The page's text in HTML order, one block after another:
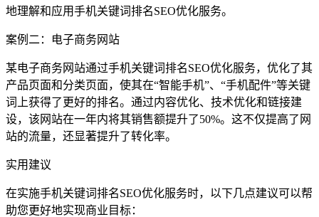
地理解和应用手机关键词排名SEO优化服务。
案例二：电子商务网站
某电子商务网站通过手机关键词排名SEO优化服务，优化了其
产品页面和分类页面，使其在“智能手机”、“手机配件”等关键
词上获得了更好的排名。通过内容优化、技术优化和链接建
设，该网站在一年内将其销售额提升了50%。这不仅提高了网
站的流量，还显著提升了转化率。
实用建议
在实施手机关键词排名SEO优化服务时，以下几点建议可以帮
助您更好地实现商业目标：